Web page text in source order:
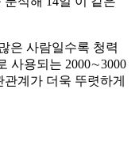
은 사람일수록 청력
사용되는 2000∼3000
계가 더욱 뚜렷하게